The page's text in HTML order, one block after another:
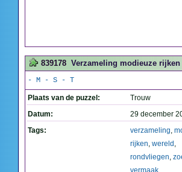
839178 Verzameling modieuze
- M - S - T
Plaats van de puzzel:
Trouw
Datum:
29 december
Tags:
verzameling,
rijken, wereld ,
rondvliegen,
vermaak